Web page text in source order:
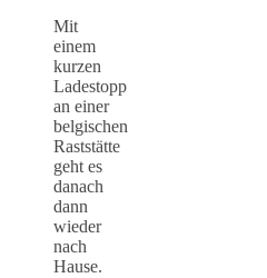
Mit
einem
kurzen
Ladestopp
an einer
belgischen
Raststätte
geht es
danach
dann
wieder
nach
Hause.